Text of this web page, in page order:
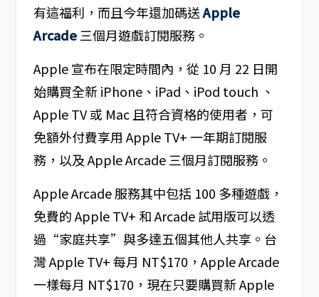
有這福利，而且今年還加碼送Apple
Arcade三個月遊戲訂閱服務。
Apple 宣布在限定時間內，從 10 月 22 日開
始購買全新 iPhone、iPad、iPod touch 、
Apple TV 或 Mac 且符合資格的使用者，可
免額外付費享用 Apple TV+ 一年期訂閱服
務，以及 Apple Arcade 三個月訂閱服務。
Apple Arcade 服務其中包括 100 多種遊戲，
免費的 Apple TV+ 和 Arcade 試用版可以透
過“家庭共享”與多達五個其他人共享。台
灣 Apple TV+ 每月 NT$170，Apple Arcade
一樣每月 NT$170，現在只要購買新 Apple